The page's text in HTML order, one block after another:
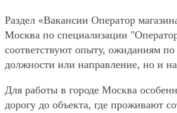
Раздел «Вакансии Оператор
Москва по специализации
соответствуют опыту, ожиданиям
должности или направление, но и
Для работы в городе Москва
дорогу до объекта, где проживают